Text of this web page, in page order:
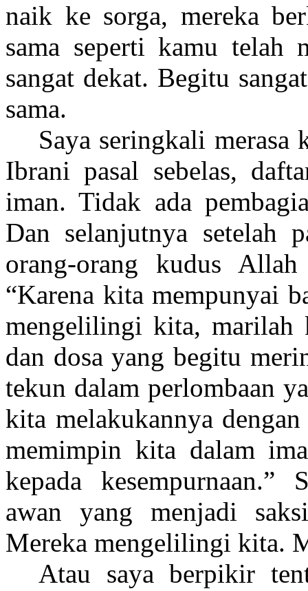
naik ke sorga, mereka
sama seperti kamu telah
sangat dekat. Begitu
sama.
Saya seringkali merasa
Ibrani pasal sebelas,
iman. Tidak ada
Dan selanjutnya setelah
orang-orang kudus
“Karena kita mempunyai
mengelilingi kita, marilah
dan dosa yang begitu
tekun dalam perlombaan
kita melakukannya
memimpin kita dalam
kepada kesempurnaan.”
awan yang menjadi
Mereka mengelilingi kita.
Atau saya berpikir